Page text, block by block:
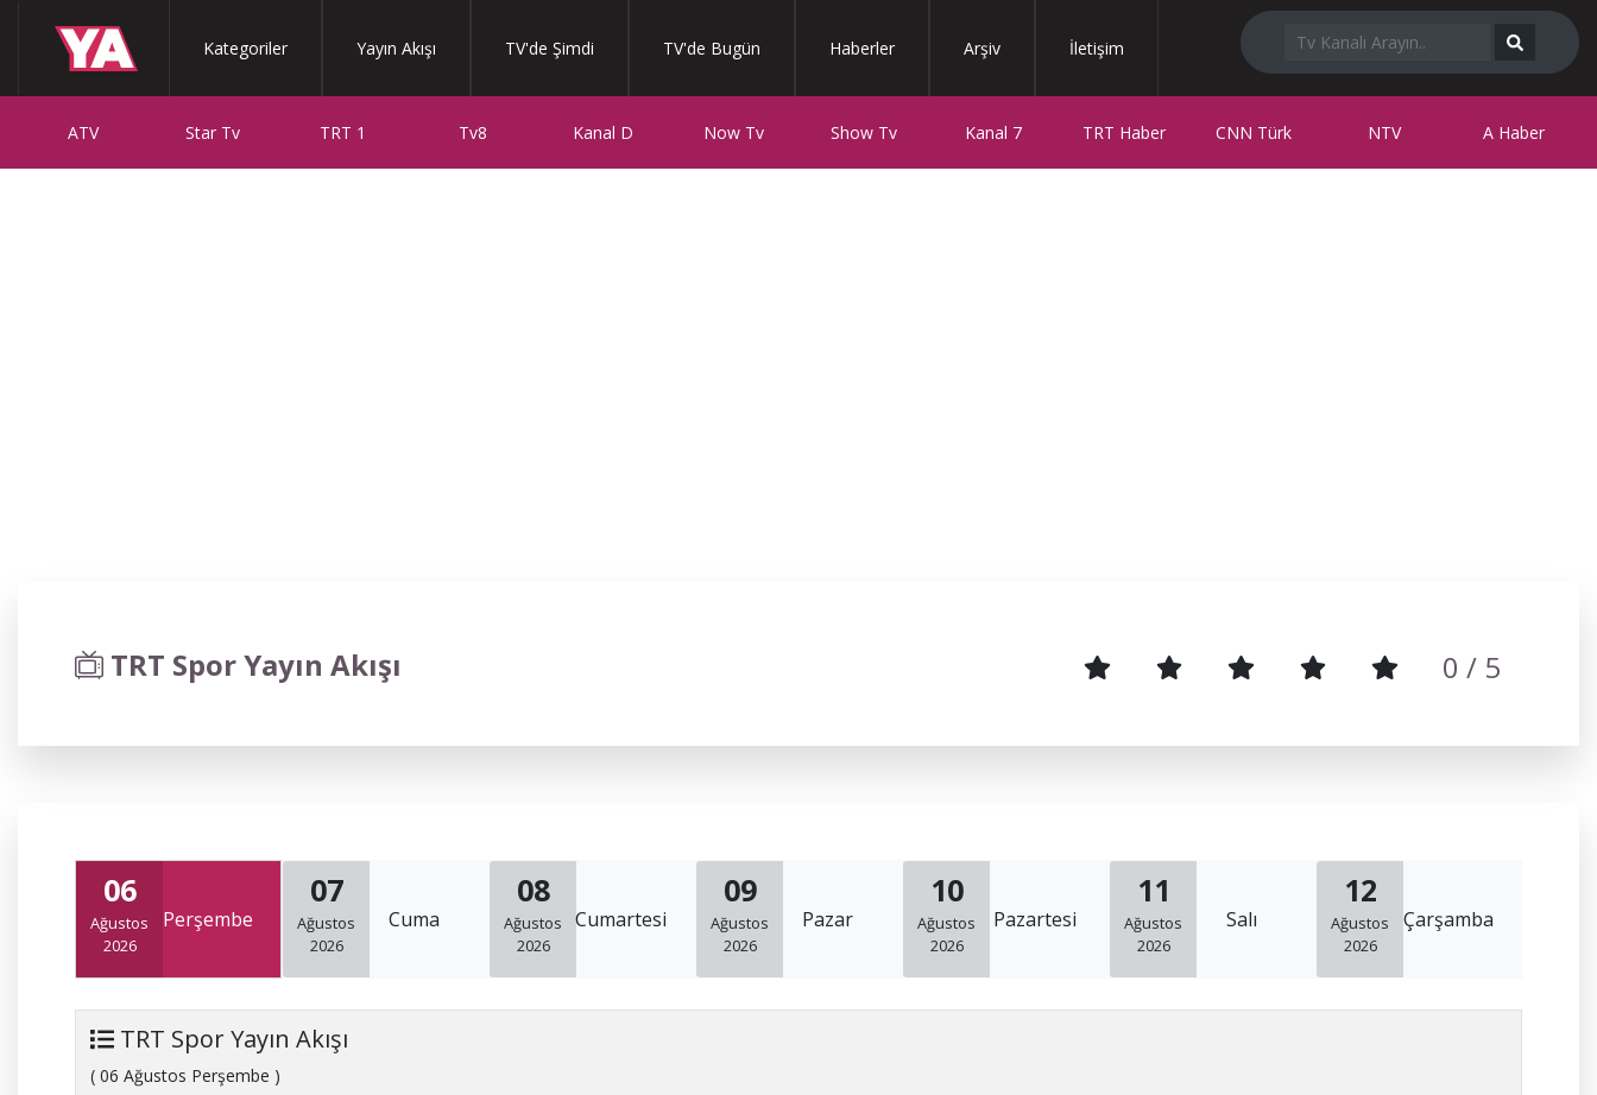
Kategoriler Yayın Akışı TV'de Şimdi TV'de Bugün Haberler Arşiv İletişim
ATV Star Tv TRT 1 Tv8 Kanal D Now Tv Show Tv Kanal 7 TRT Haber CNN Türk NTV A Haber
TRT Spor Yayın Akışı 0 / 5
06
Ağustos
2026
Perşembe
07
Ağustos
2026
Cuma
08
Ağustos
2026
Cumartesi
09
Ağustos
2026
Pazar
10
Ağustos
2026
Pazartesi
11
Ağustos
2026
Salı
12
Ağustos
2026
Çarşamba
TRT Spor Yayın Akışı
( 06 Ağustos Perşembe )